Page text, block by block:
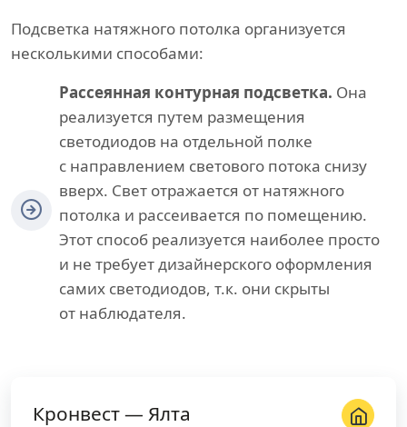
Подсветка натяжного потолка организуется
несколькими способами:
Рассеянная контурная подсветка. Она
реализуется путем размещения
светодиодов на отдельной полке
с направлением светового потока снизу
вверх. Свет отражается от натяжного
потолка и рассеивается по помещению.
Этот способ реализуется наиболее просто
и не требует дизайнерского оформления
самих светодиодов, т.к. они скрыты
от наблюдателя.
Кронвест — Ялта